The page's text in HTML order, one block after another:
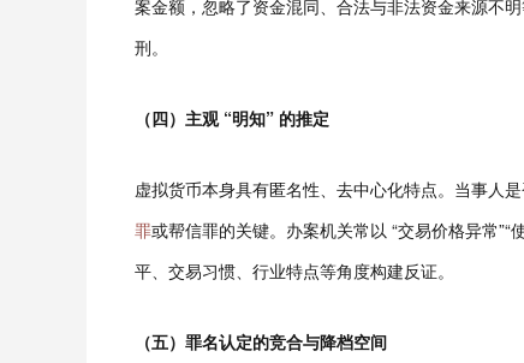
案金额，忽略了资金混同、合法与非法资金来源不
刑。
（四）主观 “明知” 的推定
虚拟货币本身具有匿名性、去中心化特点。当事人
罪或帮信罪的关键。办案机关常以 “交易价格异常”“
平、交易习惯、行业特点等角度构建反证。
（五）罪名认定的竞合与降档空间